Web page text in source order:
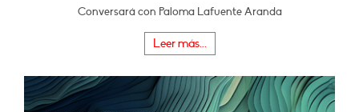
Conversará con Paloma Lafuente Aranda
Leer más...